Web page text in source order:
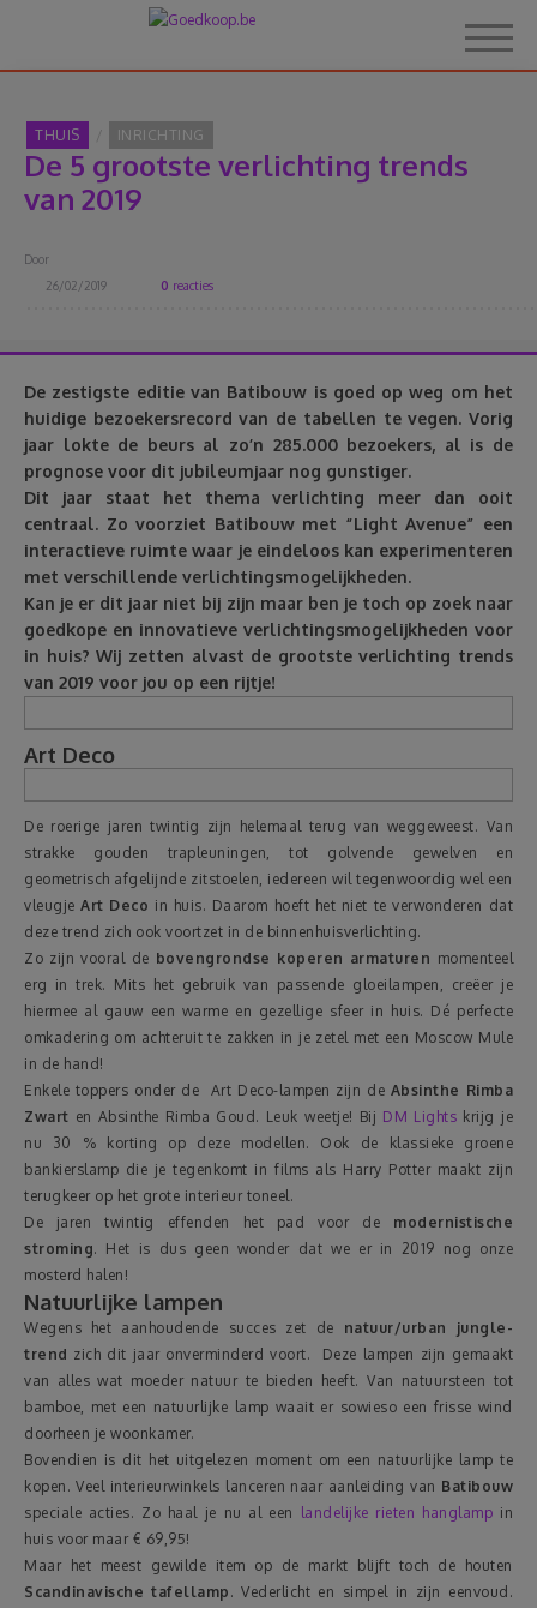
Over Goedkoop.be
Korting
Thema's
Reviews
Reizen
Geldzaken
Eten & Drinken
Mode & Verzorging
Korting
THUIS INRICHTING
De 5 grootste verlichting trends
van 2019
Door
26/02/2019
0 reacties
De zestigste editie van Batibouw is goed op weg om het
huidige bezoekersrecord van de tabellen te vegen. Vorig
jaar lokte de beurs al zo’n 285.000 bezoekers, al is de
prognose voor dit jubileumjaar nog gunstiger.
Dit jaar staat het thema verlichting meer dan ooit
centraal. Zo voorziet Batibouw met “Light Avenue” een
interactieve ruimte waar je eindeloos kan experimenteren
met verschillende verlichtingsmogelijkheden.
Kan je er dit jaar niet bij zijn maar ben je toch op zoek naar
goedkope en innovatieve verlichtingsmogelijkheden voor
in huis? Wij zetten alvast de grootste verlichting trends
van 2019 voor jou op een rijtje!
Art Deco
De roerige jaren twintig zijn helemaal terug van weggeweest. Van
strakke gouden trapleuningen, tot golvende gewelven en
geometrisch afgelijnde zitstoelen, iedereen wil tegenwoordig wel een
vleugjeArt Deco in huis. Daarom hoeft het niet te verwonderen dat
deze trend zich ook voortzet in de binnenhuisverlichting.
Zo zijn vooral de bovengrondse koperen armaturen momenteel
erg in trek. Mits het gebruik van passende gloeilampen, creëer je
hiermee al gauw een warme en gezellige sfeer in huis. Dé perfecte
omkadering om achteruit te zakken in je zetel met een Moscow Mule
in de hand!
Enkele toppers onder de Art Deco-lampen zijn de Absinthe Rimba
Zwart en Absinthe Rimba Goud. Leuk weetje! Bij DM Lights krijg je
nu 30 % korting op deze modellen. Ook de klassieke groene
bankierslamp die je tegenkomt in films als Harry Potter maakt zijn
terugkeer op het grote interieur toneel.
De jaren twintig effenden het pad voor de modernistische
stroming. Het is dus geen wonder dat we er in 2019 nog onze
mosterd halen!
Natuurlijke lampen
Wegens het aanhoudende succes zet de natuur/urban jungle-
trend zich dit jaar onverminderd voort. Deze lampen zijn gemaakt
van alles wat moeder natuur te bieden heeft. Van natuursteen tot
bamboe, met een natuurlijke lamp waait er sowieso een frisse wind
doorheen je woonkamer.
Bovendien is dit het uitgelezen moment om een natuurlijke lamp te
kopen. Veel interieurwinkels lanceren naar aanleiding van Batibouw
speciale acties. Zo haal je nu al een landelijke rieten hanglamp in
huis voor maar € 69,95!
Maar het meest gewilde item op de markt blijft toch de houten
Scandinavische tafellamp . Vederlicht en simpel in zijn eenvoud.